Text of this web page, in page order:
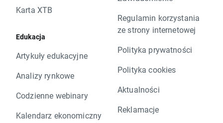
Karta XTB
Edukacja
Artykuły edukacyjne
Analizy rynkowe
Codzienne webinary
Kalendarz ekonomiczny
Regulamin korzystania
ze strony internetowej
Polityka prywatności
Polityka cookies
Aktualności
Reklamacje